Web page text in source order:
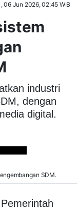
06 Jun 2026, 02:45 WIB
industri
dengan
digital.
SDM.